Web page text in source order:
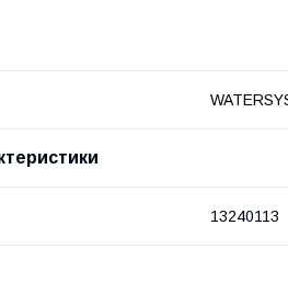
13240113